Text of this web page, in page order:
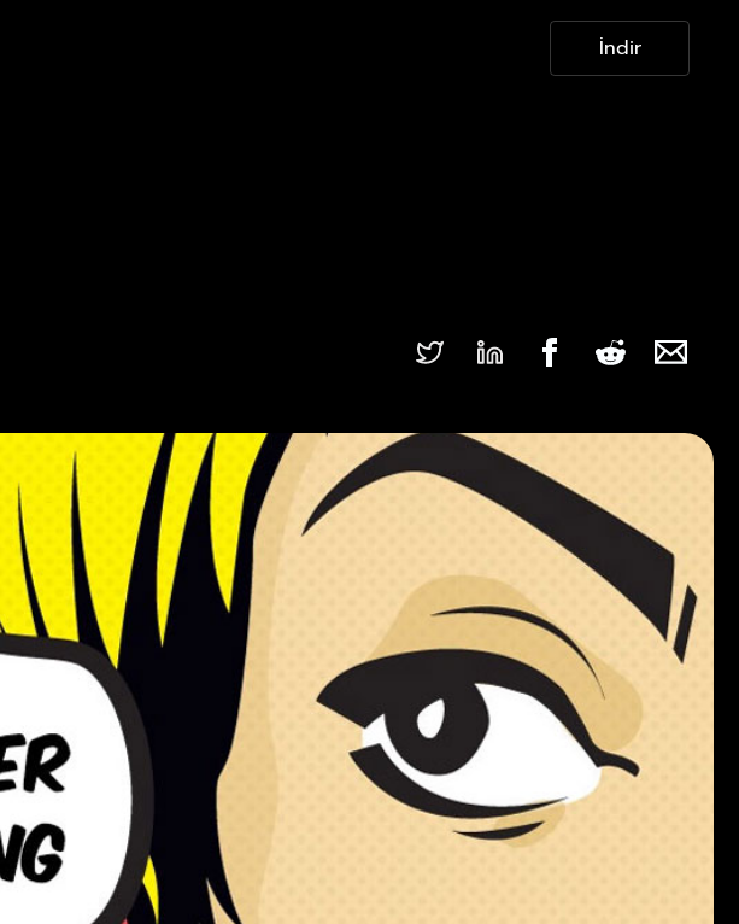
İndir